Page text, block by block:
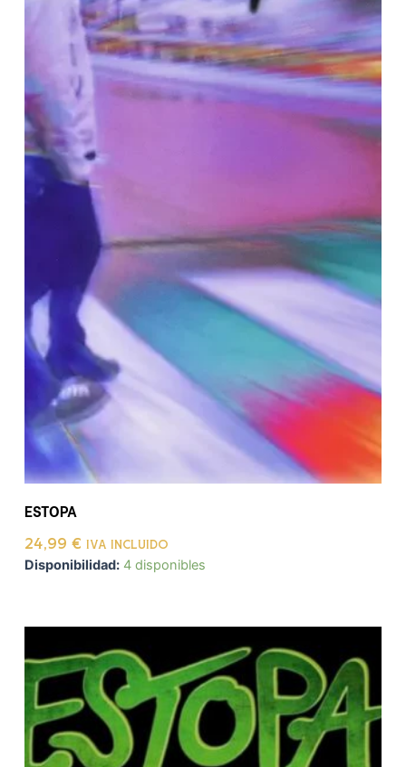
ESTOPA
24,99 € IVA INCLUIDO
Disponibilidad: 4 disponibles